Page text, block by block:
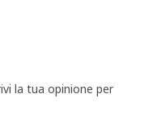
la tua opinione per